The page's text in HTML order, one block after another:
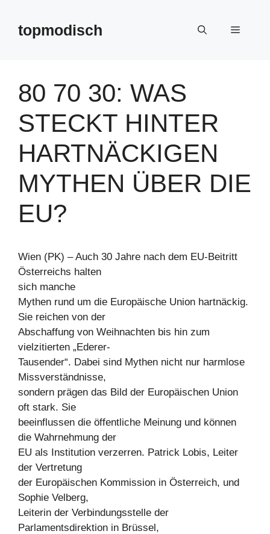
springentopmodisch Menü
80 70 30: WAS
STECKT HINTER
HARTNÄCKIGEN
MYTHEN ÜBER DIE
EU?
Wien (PK) – Auch 30 Jahre nach dem EU-Beitritt
Österreichs halten
sich manche
Mythen rund um die Europäische Union hartnäckig.
Sie reichen von der
Abschaffung von Weihnachten bis hin zum
vielzitierten „Ederer-
Tausender“. Dabei sind Mythen nicht nur harmlose
Missverständnisse,
sondern prägen das Bild der Europäischen Union
oft stark. Sie
beeinflussen die öffentliche Meinung und können
die Wahrnehmung der
EU als Institution verzerren. Patrick Lobis, Leiter
der Vertretung
der Europäischen Kommission in Österreich, und
Sophie Velberg,
Leiterin der Verbindungsstelle der
Parlamentsdirektion in Brüssel,